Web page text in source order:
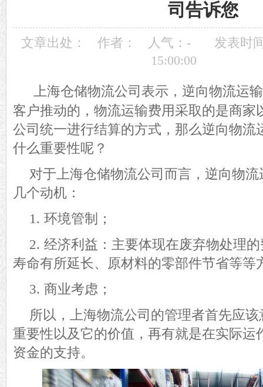
司告诉您
文章出处： 作者： 人气： -
发表时
15:00:00
上海仓储物流公司表示， 逆向物流运
客户推动的， 物流运输费用采取的是商家
公司统一进行结算的方式，那么逆向物流
什么重要性呢？
对于 上海仓储物流公司而言，逆向物流
几个动机：
1. 环境管制
；
2. 经济利益 ：主要体现在废弃物处理的
寿命有所延长、原材料的零部件节省等等
3. 商业考虑 ；
所以 ， 上海物流公司的管理者首先应
重要性以及它的价值，再有就是在实际运
资金的支持。